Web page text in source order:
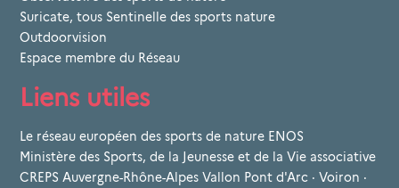
Suricate, tous Sentinelle des sports nature
Outdoorvision
Espace membre du Réseau
Liens utiles
Le réseau européen des sports de nature ENOS
Ministère des Sports, de la Jeunesse et de la Vie associative
CREPS Auvergne-Rhône-Alpes Vallon Pont d'Arc · Voiron ·